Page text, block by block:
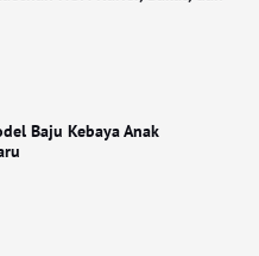
Baju Kebaya Anak